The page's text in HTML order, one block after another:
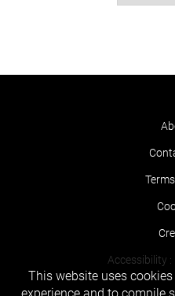
Accessibility
This website uses